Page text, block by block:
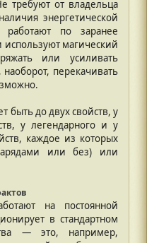
требуют от владельца
энергетической
работают по заранее
магический
или усиливать
перекачивать
быть до двух свойств, у
у легендарного и у
каждое из которых
или без) или
на постоянной
в стандартном
— это, например,